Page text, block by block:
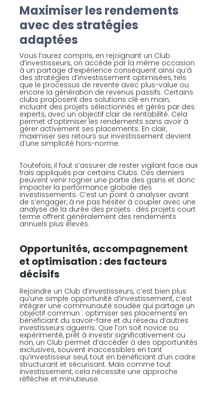
Maximiser les rendements
avec des stratégies
adaptées
Vous l’aurez compris, en rejoignant un Club
d’investisseurs, on accède par la même occasion
à un partage d’expérience conséquent ainsi qu’à
des stratégies d’investissement optimisées, tels
que le processus de revente avec plus-value ou
encore la génération de revenus passifs. Certains
clubs proposent des solutions clé en main,
incluant des projets sélectionnés et gérés par des
experts, avec un objectif clair de rentabilité. Cela
permet d’optimiser les rendements sans avoir à
gérer activement ses placements. En clair,
maximiser ses retours sur investissement devient
d’une simplicité hors-norme.
Toutefois, il faut s’assurer de rester vigilant face aux
frais appliqués par certains Clubs. Ces derniers
peuvent venir rogner une partie des gains et donc
impacter la performance globale des
investissements. C’est un point à analyser avant
de s’engager, à ne pas hésiter à coupler avec une
analyse de la durée des projets : des projets court
terme offrent généralement des rendements
annuels plus élevés.
Opportunités, accompagnement
et optimisation : des facteurs
décisifs
Rejoindre un Club d’investisseurs, c’est bien plus
qu’une simple opportunité d’investissement, c’est
intégrer une communauté soudée qui partage un
objectif commun : optimiser ses placements en
bénéficiant du savoir-faire et du réseau d’autres
investisseurs aguerris. Que l’on soit novice ou
expérimenté, prêt à investir significativement ou
non, un Club permet d’accéder à des opportunités
exclusives, souvent inaccessibles en tant
qu’investisseur seul, tout en bénéficiant d’un cadre
structurant et sécurisant. Mais comme tout
investissement, cela nécessite une approche
réfléchie et minutieuse.